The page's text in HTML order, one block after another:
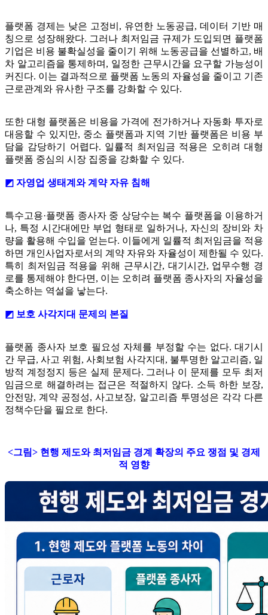
플랫폼 경제는 낮은 고정비, 유연한 노동공급, 데이터 기반 매
칭으로 성장해왔다. 그러나 최저임금 규제가 도입되면 플랫폼
기업은 비용 불확실성을 줄이기 위해 노동공급을 선별하고, 배
차 알고리즘을 통제하며, 일정한 근무시간을 요구할 가능성이
커진다. 이는 결과적으로 플랫폼 노동의 자율성을 줄이고 기존
근로관계와 유사한 구조를 강화할 수 있다.
또한 대형 플랫폼은 비용을 가격에 전가하거나 자동화 투자로
대응할 수 있지만, 중소 플랫폼과 지역 기반 플랫폼은 비용 부
담을 감당하기 어렵다. 일률적 최저임금 적용은 오히려 대형
플랫폼 중심의 시장 집중을 강화할 수 있다.
◩ 자영업 생태계와 계약 자유 침해
특수고용·플랫폼 종사자 중 상당수는 복수 플랫폼을 이용하거
나, 특정 시간대에만 부업 형태로 일하거나, 자신의 장비와 차
량을 활용해 수입을 얻는다. 이들에게 일률적 최저임금을 적용
하면 개인사업자로서의 계약 자유와 자율성이 제한될 수 있다.
특히 최저임금 적용을 위해 근무시간, 대기시간, 업무수행 경
로를 통제해야 한다면, 이는 오히려 플랫폼 종사자의 자율성을
축소하는 역설을 낳는다.
◩ 보호 사각지대 문제의 본질
플랫폼 종사자 보호 필요성 자체를 부정할 수는 없다. 대기시
간 무급, 사고 위험, 사회보험 사각지대, 불투명한 알고리즘, 일
방적 계정정지 등은 실제 문제다. 그러나 이 문제를 모두 최저
임금으로 해결하려는 접근은 적절하지 않다. 소득 하한 보장,
안전망, 계약 공정성, 사고보장, 알고리즘 투명성은 각각 다른
정책수단을 필요로 한다.
<그림> 현행 제도와 최저임금 경계 확장의 주요 쟁점 및 경제
적 영향